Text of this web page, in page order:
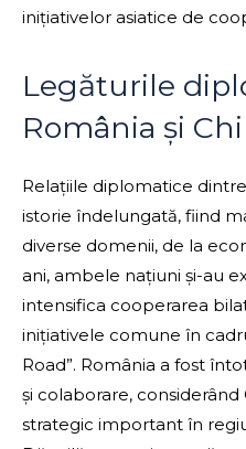
inițiativelor asiatice de
Legăturile
România și
Relațiile diplomatice
istorie îndelungată, fiind
diverse domenii, de la
ani, ambele națiuni și-au
intensifica cooperarea
inițiativele comune în
Road”. România a fost
și colaborare,
strategic important în